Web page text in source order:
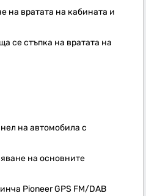
на вратата на кабината и
се стъпка на вратата на
на автомобила с
на основните
Pioneer GPS FM/DAB